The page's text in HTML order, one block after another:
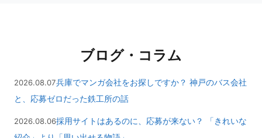
ブログ・コラム
2026.08.07兵庫でマンガ会社をお探しですか？ 神戸のバス会社
と、応募ゼロだった鉄工所の話
2026.08.06採用サイトはあるのに、応募が来ない？ 「きれいな